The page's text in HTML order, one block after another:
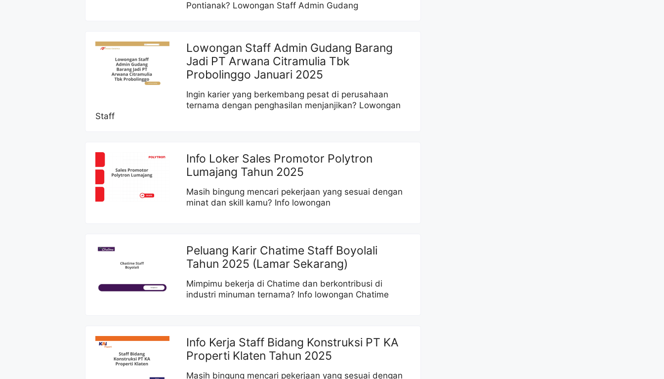
Pontianak? Lowongan Staff Admin Gudang
Lowongan Staff Admin Gudang Barang
Jadi PT Arwana Citramulia Tbk
Probolinggo Januari 2025
Ingin karier yang berkembang pesat di perusahaan
ternama dengan penghasilan menjanjikan? Lowongan
Staff
Info Loker Sales Promotor Polytron
Lumajang Tahun 2025
Masih bingung mencari pekerjaan yang sesuai dengan
minat dan skill kamu? Info lowongan
Peluang Karir Chatime Staff Boyolali
Tahun 2025 (Lamar Sekarang)
Mimpimu bekerja di Chatime dan berkontribusi di
industri minuman ternama? Info lowongan Chatime
Info Kerja Staff Bidang Konstruksi PT KA
Properti Klaten Tahun 2025
Masih bingung mencari pekerjaan yang sesuai dengan